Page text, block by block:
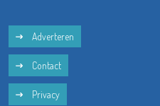
Adverteren
Contact
Privacy